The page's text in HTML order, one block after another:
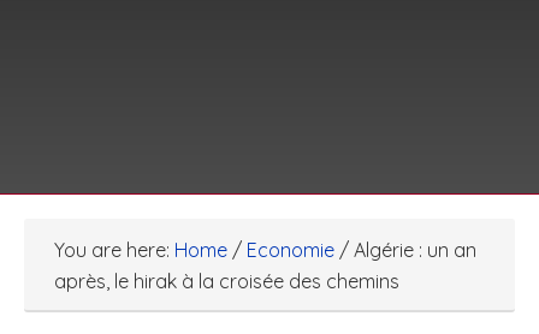
You are here: Home / Economie / Algérie : un an
après, le hirak à la croisée des chemins